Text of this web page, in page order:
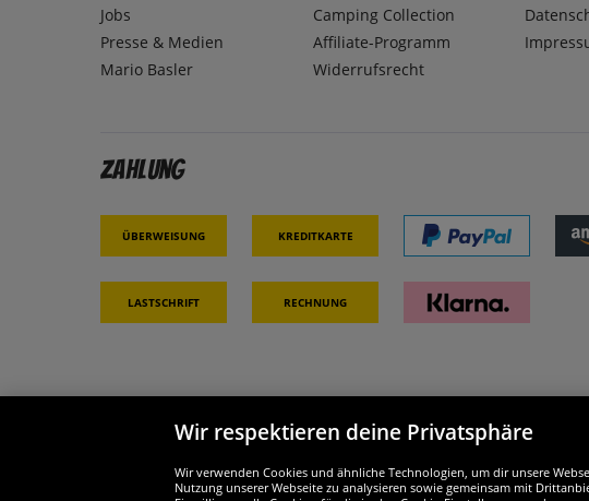
Jobs
Presse & Medien
Mario Basler
Camping Collection
Affiliate-Programm
Widerrufsrecht
Zahlung
Überweisung Kreditkarte
Lastschrift Rechnung
Partner & Sicherheit Wir sind
Wir respektieren deine Privatsphäre
Wir verwenden Cookies und ähnliche Technologien, um dir unsere
Nutzung unserer Webseite zu analysieren sowie gemeinsam mit